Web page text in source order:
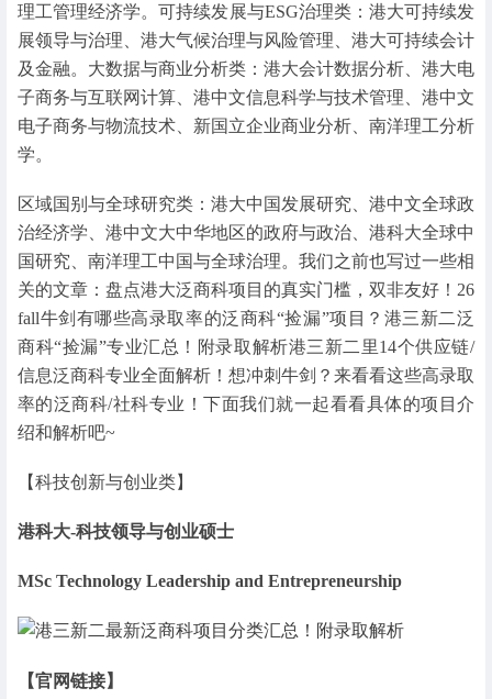
理工管理经济学。可持续发展与ESG治理类：港大可持续发
展领导与治理、港大气候治理与风险管理、港大可持续会计
及金融。大数据与商业分析类：港大会计数据分析、港大电
子商务与互联网计算、港中文信息科学与技术管理、港中文
电子商务与物流技术、新国立企业商业分析、南洋理工分析
学。
区域国别与全球研究类：港大中国发展研究、港中文全球政
治经济学、港中文大中华地区的政府与政治、港科大全球中
国研究、南洋理工中国与全球治理。我们之前也写过一些相
关的文章：盘点港大泛商科项目的真实门槛，双非友好！26
fall牛剑有哪些高录取率的泛商科“捡漏”项目？港三新二泛
商科“捡漏”专业汇总！附录取解析港三新二里14个供应链/
信息泛商科专业全面解析！想冲刺牛剑？来看看这些高录取
率的泛商科/社科专业！下面我们就一起看看具体的项目介
绍和解析吧~
【科技创新与创业类】
港科大-科技领导与创业硕士
MSc Technology Leadership and Entrepreneurship
【官网链接】